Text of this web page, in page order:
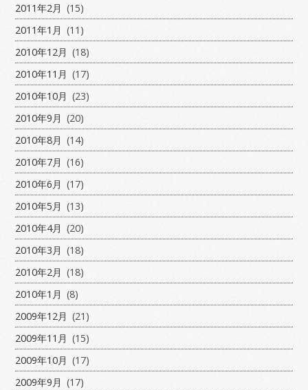
2011年2月 (15)
2011年1月 (11)
2010年12月 (18)
2010年11月 (17)
2010年10月 (23)
2010年9月 (20)
2010年8月 (14)
2010年7月 (16)
2010年6月 (17)
2010年5月 (13)
2010年4月 (20)
2010年3月 (18)
2010年2月 (18)
2010年1月 (8)
2009年12月 (21)
2009年11月 (15)
2009年10月 (17)
2009年9月 (17)